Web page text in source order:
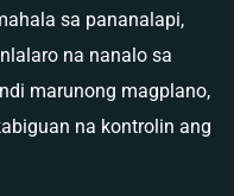
sa pananalapi,
na nanalo sa
marunong magplano,
na kontrolin ang